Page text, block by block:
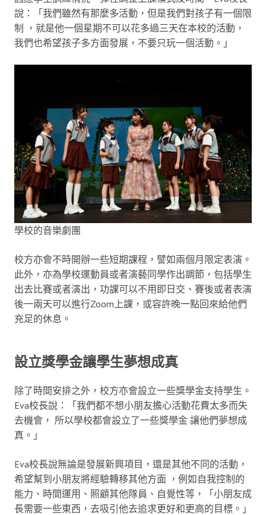
說：「我們雖然有那麼多活動，但是我們對孩子有一個限
制 ，就是他一個星期不可以花多過三天在本校的活動，
我們也希望孩子多方面發展，不要只玩一個活動。」
學校的音樂劇團
校方亦會不時開辦一些短期課程，譬如兩個月限定表演。
此外，亦為學校運動員或者演藝同學作出調節，包括學生
出去比賽或者演出，功課可以不用即日交、賽後或者表演
後一兩天可以進行Zoom上課，或容許晚一點回來給他們
充足的休息。
設立獎學金讓學生夢想成真
除了時間安排之外，校方亦會設立一些獎學金支持學生。
Eva校長說：「我們都不想小朋友擔心活動花費太多而失
去機會， 所以學校都會設立了一些獎學金 讓他們夢想成
真。」
Eva校長說無論是發展新興項目，還是其他不同的活動，
希望幫到小朋友將經驗轉移其他方面 ，例如自我控制的
能力、時間運用、照顧其他隊員、自覺性等，「小朋友成
長需要一些東西，去吸引他去追求更好和更高的目標。」